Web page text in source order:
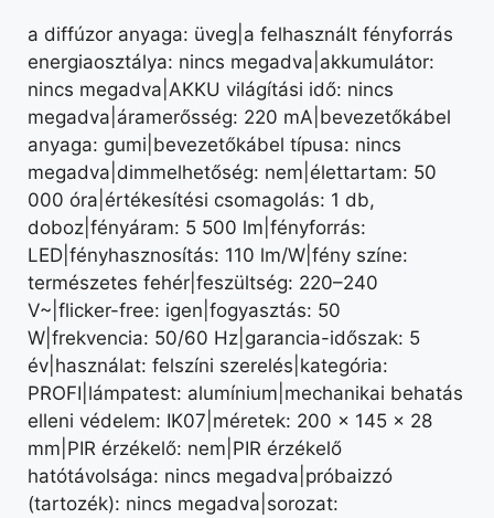
a diffúzor anyaga: üveg|a felhasznált fényforrás
energiaosztálya: nincs megadva|akkumulátor:
nincs megadva|AKKU világítási idő: nincs
megadva|áramerősség: 220 mA|bevezetőkábel
anyaga: gumi|bevezetőkábel típusa: nincs
megadva|dimmelhetőség: nem|élettartam: 50
000 óra|értékesítési csomagolás: 1 db,
doboz|fényáram: 5 500 lm|fényforrás:
LED|fényhasznosítás: 110 lm/W|fény színe:
természetes fehér|feszültség: 220–240
V~|flicker-free: igen|fogyasztás: 50
W|frekvencia: 50/60 Hz|garancia-időszak: 5
év|használat: felszíni szerelés|kategória:
PROFI|lámpatest: alumínium|mechanikai behatás
elleni védelem: IK07|méretek: 200 × 145 × 28
mm|PIR érzékelő: nem|PIR érzékelő
hatótávolsága: nincs megadva|próbaizzó
(tartozék): nincs megadva|sorozat: